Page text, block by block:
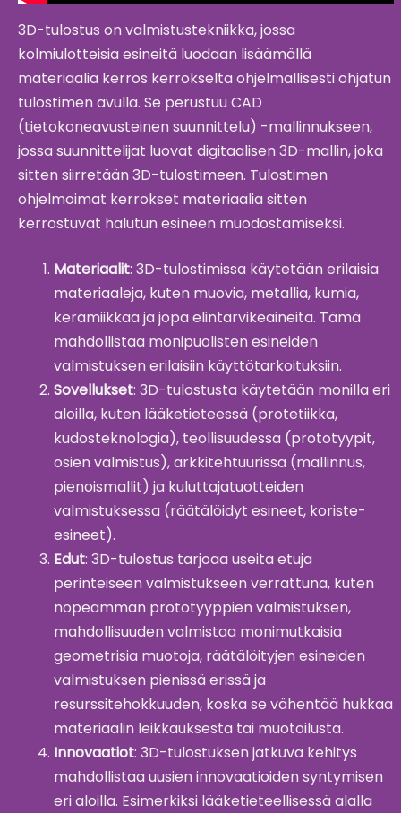
3D-tulostus on valmistustekniikka, jossa
kolmiulotteisia esineitä luodaan lisäämällä
materiaalia kerros kerrokselta ohjelmallisesti ohjatun
tulostimen avulla. Se perustuu CAD
(tietokoneavusteinen suunnittelu) -mallinnukseen,
jossa suunnittelijat luovat digitaalisen 3D-mallin, joka
sitten siirretään 3D-tulostimeen. Tulostimen
ohjelmoimat kerrokset materiaalia sitten
kerrostuvat halutun esineen muodostamiseksi.
Materiaalit: 3D-tulostimissa käytetään erilaisia
materiaaleja, kuten muovia, metallia, kumia,
keramiikkaa ja jopa elintarvikeaineita. Tämä
mahdollistaa monipuolisten esineiden
valmistuksen erilaisiin käyttötarkoituksiin.
Sovellukset: 3D-tulostusta käytetään monilla eri
aloilla, kuten lääketieteessä (protetiikka,
kudosteknologia), teollisuudessa (prototyypit,
osien valmistus), arkkitehtuurissa (mallinnus,
pienoismallit) ja kuluttajatuotteiden
valmistuksessa (räätälöidyt esineet, koriste-
esineet).
Edut: 3D-tulostus tarjoaa useita etuja
perinteiseen valmistukseen verrattuna, kuten
nopeamman prototyyppien valmistuksen,
mahdollisuuden valmistaa monimutkaisia
geometrisia muotoja, räätälöityjen esineiden
valmistuksen pienissä erissä ja
resurssitehokkuuden, koska se vähentää hukkaa
materiaalin leikkauksesta tai muotoilusta.
Innovaatiot: 3D-tulostuksen jatkuva kehitys
mahdollistaa uusien innovaatioiden syntymisen
eri aloilla. Esimerkiksi lääketieteellisessä alalla